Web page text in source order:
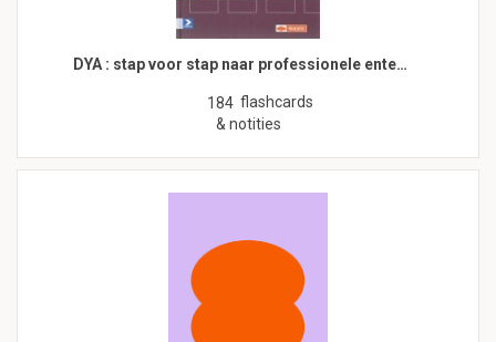
DYA : stap voor stap naar professionele ente…
184 flashcards
& notities